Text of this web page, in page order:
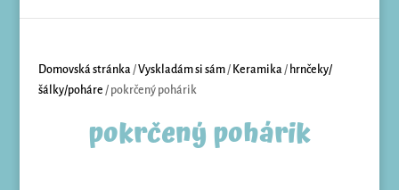
Domovská stránka /Vyskladám si sám/ Keramika / hrnčeky/
šálky/poháre / pokrčený pohárik
pokrčený pohárik